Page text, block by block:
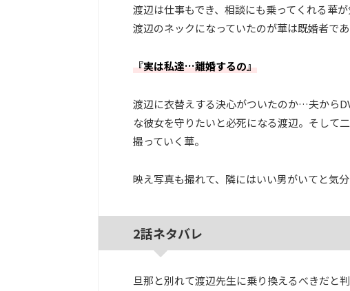
渡辺は仕事もでき、相談にも乗ってくれる華
渡辺のネックになっていたのが華は既婚者であ
『実は私達…離婚するの』
渡辺に衣替えする決心がついたのか…夫から
な彼女を守りたいと必死になる渡辺。そして
撮っていく華。
映え写真も撮れて、隣にはいい男がいてと気
2話ネタバレ
旦那と別れて渡辺先生に乗り換えるべきだと